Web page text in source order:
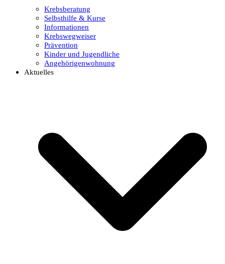
Krebsberatung
Selbsthilfe & Kurse
Informationen
Krebswegweiser
Prävention
Kinder und Jugendliche
Angehörigenwohnung
Aktuelles